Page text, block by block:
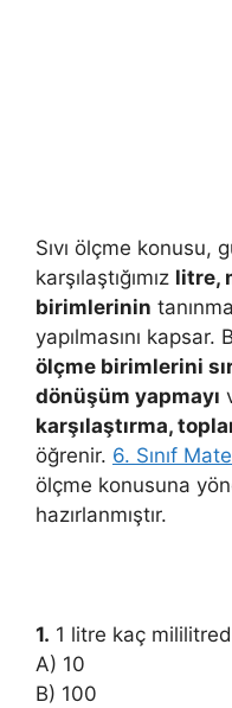
Sıvı ölçme konusu,
karşılaştığımız litre,
birimlerinin
yapılmasını
ölçme birimlerini
dönüşüm yapmayı
karşılaştırma,
öğrenir. 6. Sınıf
ölçme konusuna
hazırlanmıştır.
1. 1 litre kaç
A) 10
B) 100